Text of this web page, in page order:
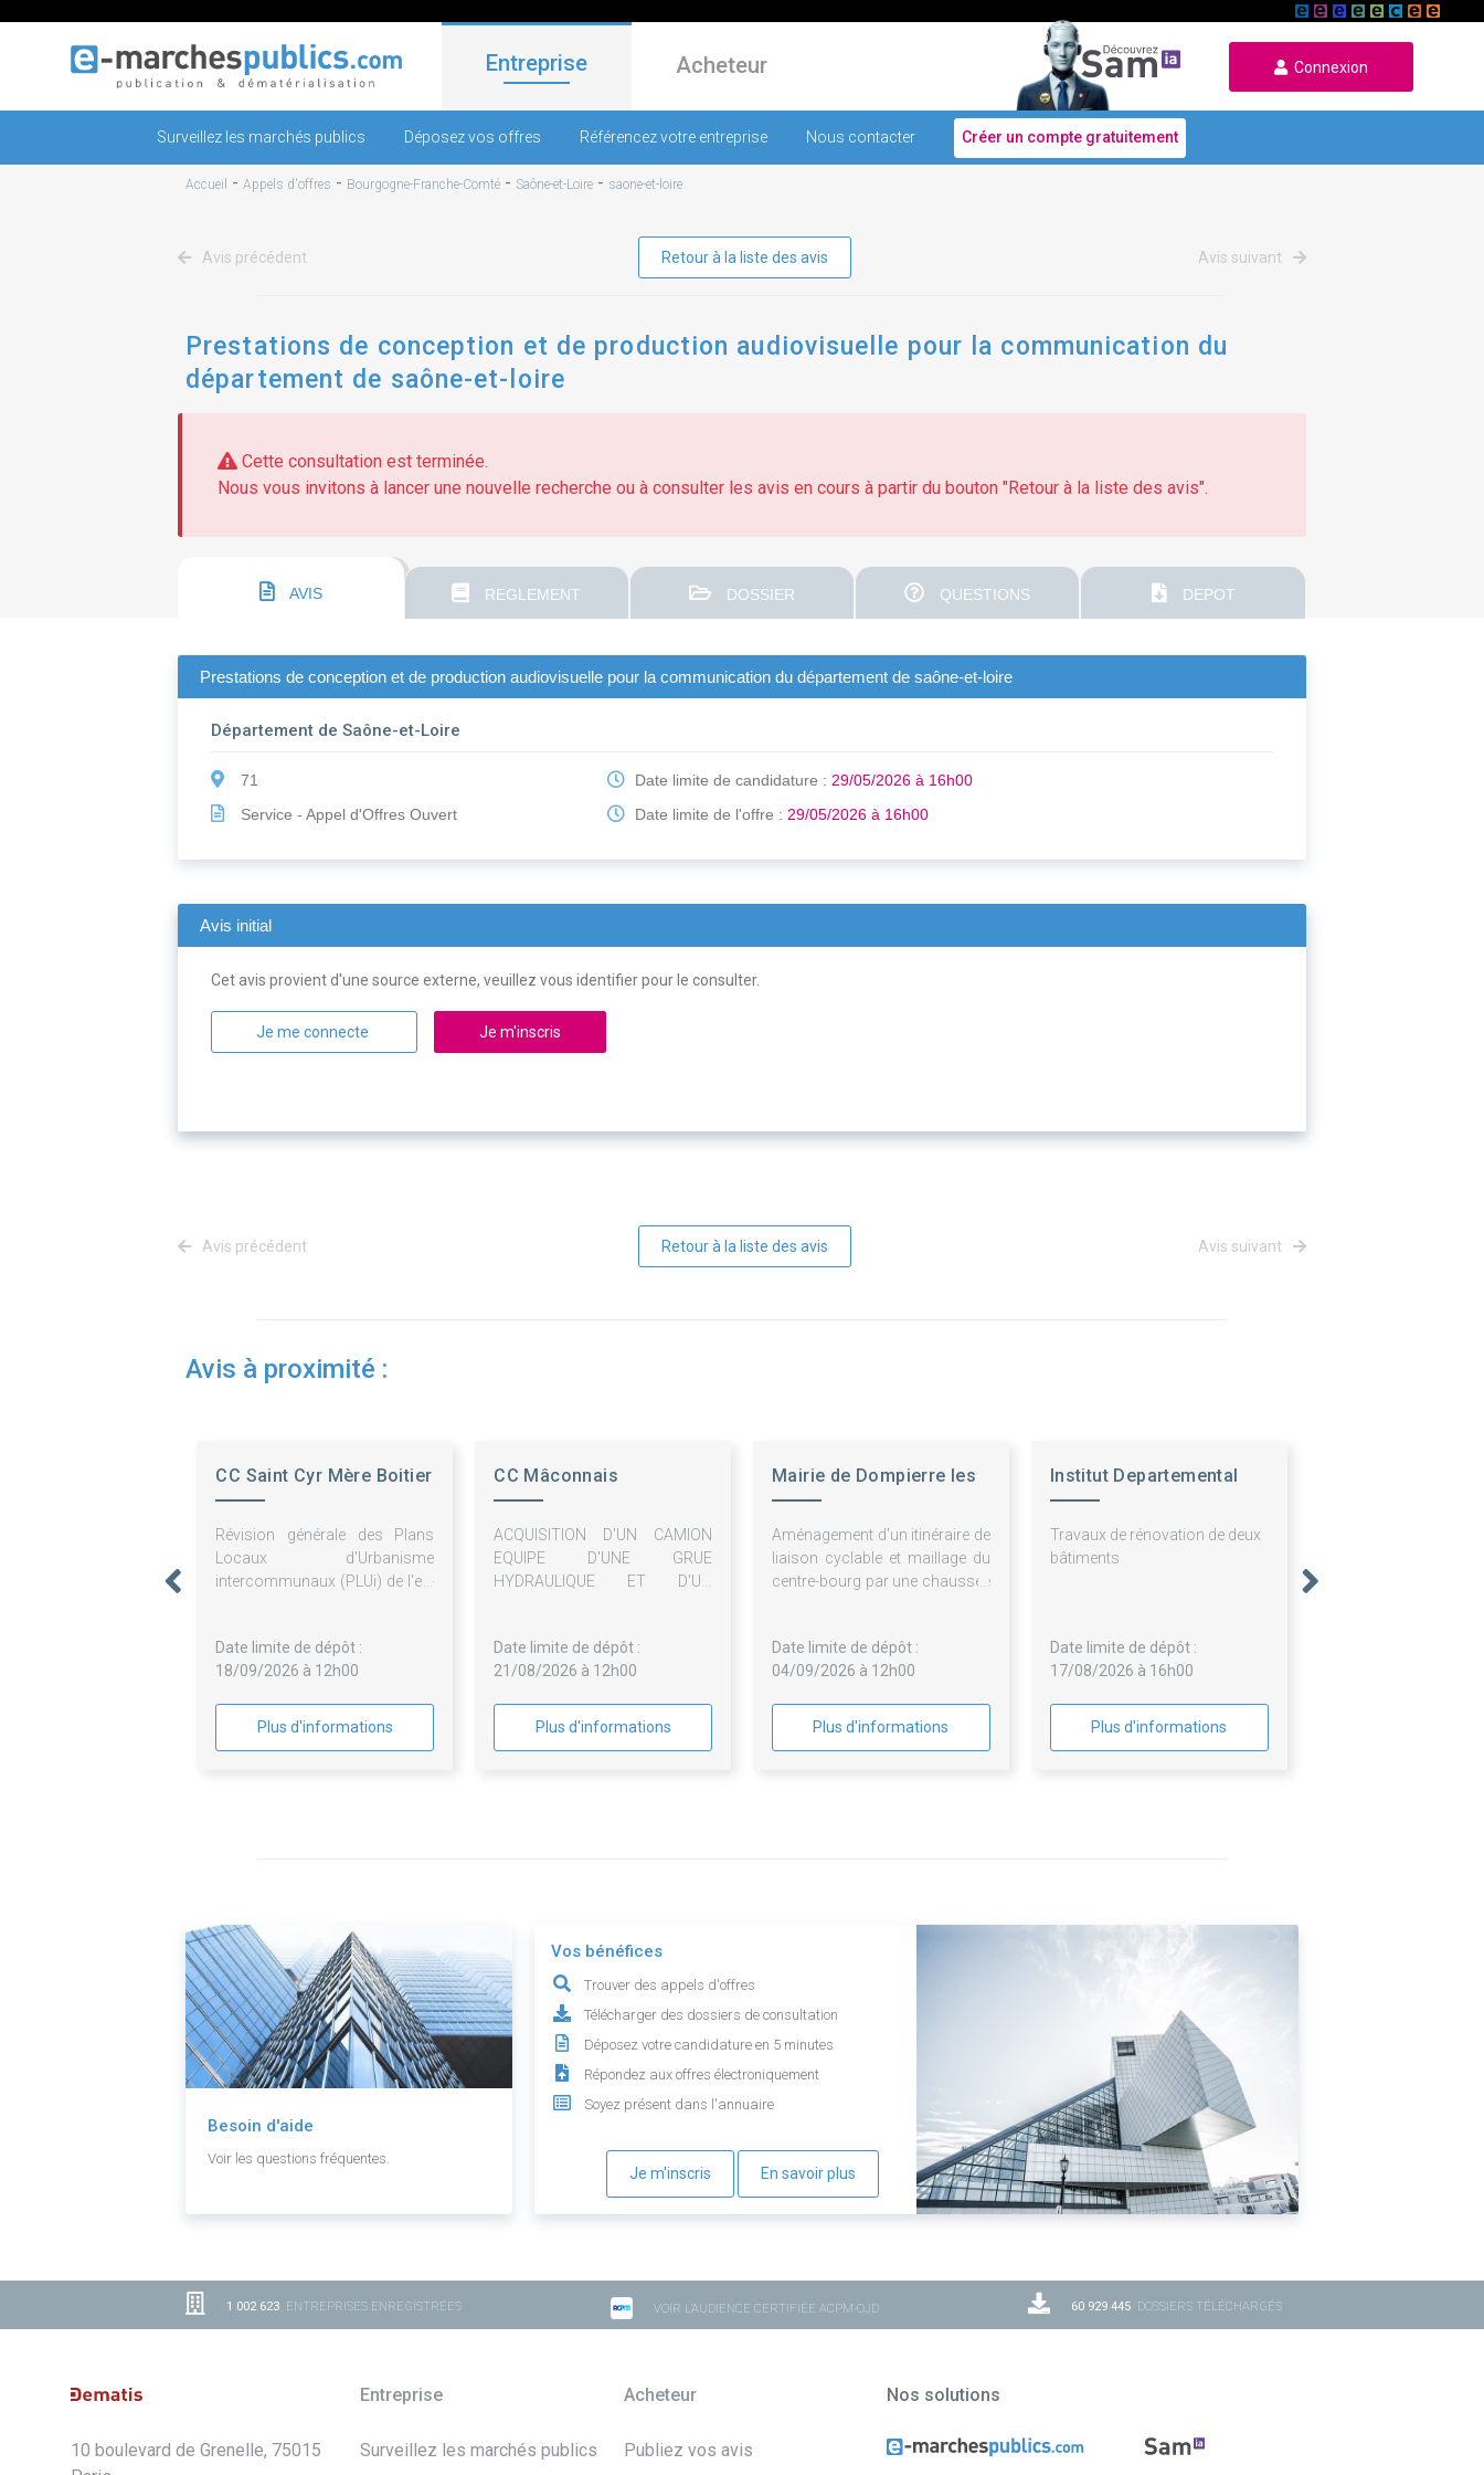
Entreprise Acheteur Connexion
Surveillez les marchés publics Déposez vos offres Référencez votre entreprise Nous contacter Créer un compte gratuitement
Accueil - Appels d'offres - Bourgogne-Franche-Comté - Saône-et-Loire - saone-et-loire
Avis précédent Retour à la liste des avis Avis suivant
Prestations de conception et de production audiovisuelle pour la communication du
département de saône-et-loire
Cette consultation est terminée.
Nous vous invitons à lancer une nouvelle recherche ou à consulter les avis en cours à partir du bouton "Retour à la liste des avis".
AVIS REGLEMENT DOSSIER QUESTIONS DEPOT
Prestations de conception et de production audiovisuelle pour la communication du département de saône-et-loire
Département de Saône-et-Loire
71
Service - Appel d'Offres Ouvert
Date limite de candidature :29/05/2026 à 16h00
Date limite de l'offre :29/05/2026 à 16h00
Avis initial
Cet avis provient d'une source externe, veuillez vous identifier pour le consulter.
Je me connecte Je m'inscris
Avis précédent Retour à la liste des avis Avis suivant
Avis à proximité :
CC Saint Cyr Mère Boitier
Révision générale des Plans
Locaux d'Urbanisme
intercommunaux (PLUi) de l'ex-
l'ex-Communauté de
communes du Mâconnais
l'élaboration d'un PLUi unique
que le territoire de la
Date limite de dépôt :
18/09/2026 à 12h00
Plus d'informations
CC Mâconnais
ACQUISITION D'UN CAMION
EQUIPE D'UNE GRUE
HYDRAULIQUE ET D'UN
COLLECTIVITE
Date limite de dépôt :
21/08/2026 à 12h00
Plus d'informations
Mairie de Dompierre les
Aménagement d'un itinéraire de
liaison cyclable et maillage du
centre-bourg par une chaussée
du cheminement piétonnier
Date limite de dépôt :
04/09/2026 à 12h00
Plus d'informations
Institut Departemental
Travaux de rénovation de deux
bâtiments
Date limite de dépôt :
17/08/2026 à 16h00
Plus d'informations
Besoin d'aide
Voir les questions fréquentes.
Vos bénéfices
Trouver des appels d'offres
Télécharger des dossiers de consultation
Déposez votre candidature en 5 minutes
Répondez aux offres électroniquement
Soyez présent dans l'annuaire
Je m'inscris En savoir plus
1 002 623 ENTREPRISES ENREGISTRÉES VOIR L'AUDIENCE CERTIFIÉE ACPM-OJD 60 929 445 DOSSIERS TÉLÉCHARGÉS
10 boulevard de Grenelle, 75015
Entreprise
Surveillez les marchés publics
Acheteur
Publiez vos avis
Nos solutions